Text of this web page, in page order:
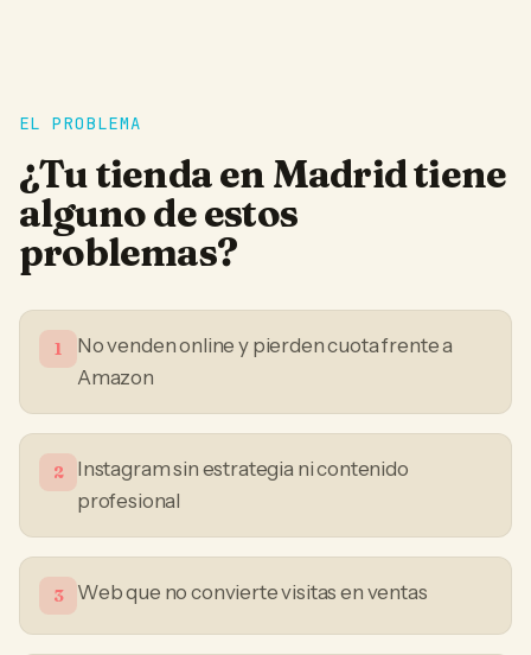
EL PROBLEMA
¿Tutiendaen Madridtiene
alguno de estos
problemas?
1
No venden online y pierden cuota frente a
Amazon
2
Instagram sin estrategia ni contenido
profesional
3 Web que no convierte visitas en ventas